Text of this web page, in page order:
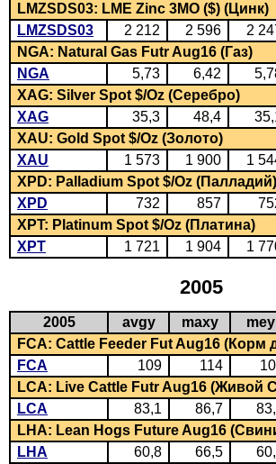
LMZSDS03: LME Zinc 3MO ($) (Цинк)
LMZSDS03
2 212 2 596 2
NGA: Natural Gas Futr Aug16 (Газ)
NGA
5,73 6,42
XAG: Silver Spot $/Oz (Серебро)
XAG
35,3 48,4
XAU: Gold Spot $/Oz (Золото)
XAU
1 573 1 900 1
XPD: Palladium Spot $/Oz (Палладий)
XPD
732 857
XPT: Platinum Spot $/Oz (Платина)
XPT
1 721 1 904 1
2005
2005 avgy maxy mey
FCA: Cattle Feeder Fut Aug16 (Корм
FCA
109 114
LCA: Live Cattle Futr Aug16 (Живой
LCA
83,1 86,7
LHA: Lean Hogs Future Aug16
LHA
60,8 66,5